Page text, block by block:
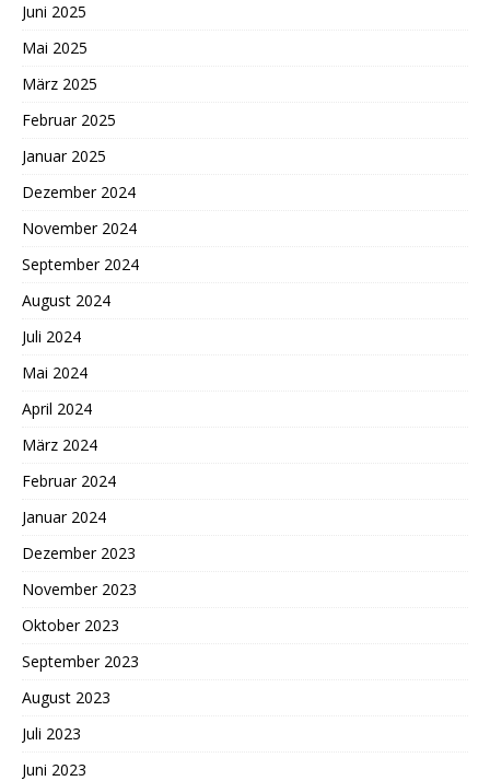
Juni 2025
Mai 2025
März 2025
Februar 2025
Januar 2025
Dezember 2024
November 2024
September 2024
August 2024
Juli 2024
Mai 2024
April 2024
März 2024
Februar 2024
Januar 2024
Dezember 2023
November 2023
Oktober 2023
September 2023
August 2023
Juli 2023
Juni 2023